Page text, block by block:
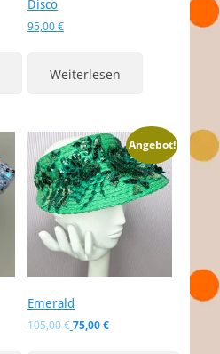
Disco
95,00€
Weiterlesen
Angebot!
Emerald
105,00€Ursprünglicher
75,00€Aktueller